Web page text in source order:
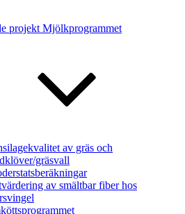
projekt Mjölkprogrammet
av gräs och
gräsvall
av smältbar fiber hos